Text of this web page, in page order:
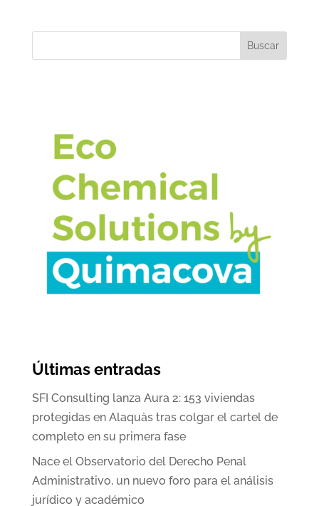
Buscar
Últimas entradas
SFI Consulting lanza Aura 2: 153 viviendas
protegidas en Alaquàs tras colgar el cartel de
completo en su primera fase
Nace el Observatorio del Derecho Penal
Administrativo, un nuevo foro para el análisis
jurídico y académico